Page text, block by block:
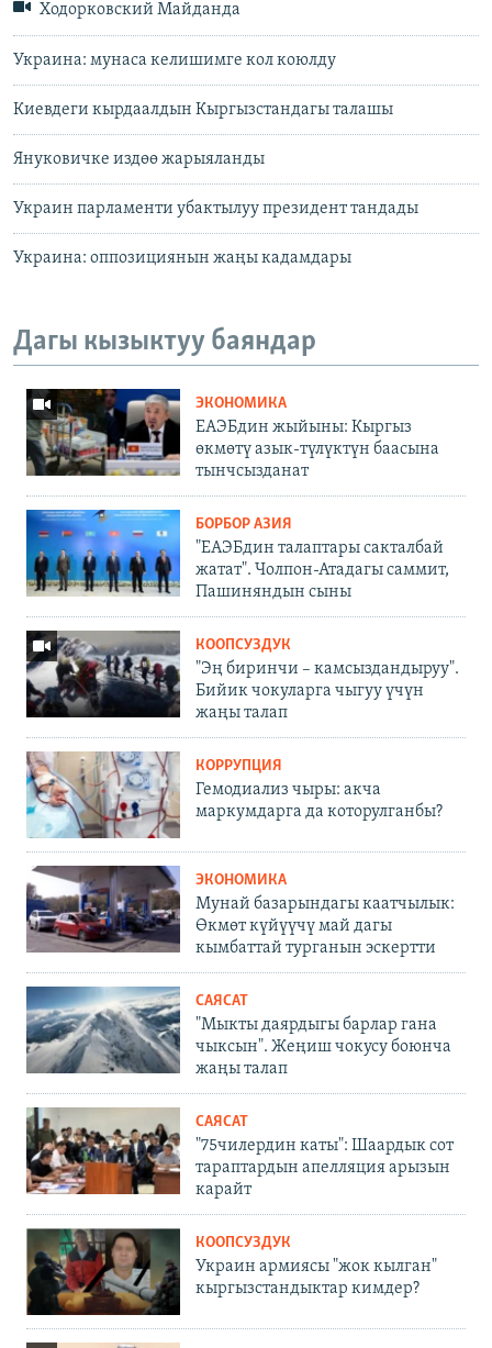
Ходорковский Майданда
Украина: мунаса келишимге кол коюлду
Киевдеги кырдаалдын Кыргызстандагы талашы
Януковичке издөө жарыяланды
Украин парламенти убактылуу президент тандады
Украина: оппозициянын жаңы кадамдары
Дагы кызыктуу баяндар
ЭКОНОМИКА
ЕАЭБдин жыйыны: Кыргыз
өкмөтү азык-түлүктүн баасына
тынчсызданат
БОРБОР АЗИЯ
"ЕАЭБдин талаптары сакталбай
жатат". Чолпон-Атадагы саммит,
Пашиняндын сыны
КООПСУЗДУК
"Эң биринчи – камсыздандыруу".
Бийик чокуларга чыгуу үчүн
жаңы талап
КОРРУПЦИЯ
Гемодиализ чыры: акча
маркумдарга да которулганбы?
ЭКОНОМИКА
Мунай базарындагы каатчылык:
Өкмөт күйүүчү май дагы
кымбаттай турганын эскертти
САЯСАТ
"Мыкты даярдыгы барлар гана
чыксын". Жеңиш чокусу боюнча
жаңы талап
САЯСАТ
"75чилердин каты": Шаардык сот
тараптардын апелляция арызын
карайт
КООПСУЗДУК
Украин армиясы "жок кылган"
кыргызстандыктар кимдер?